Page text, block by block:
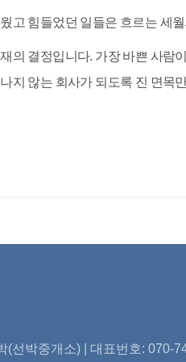
고 힘들었던 일들은 흐르는 세
의 결정입니다. 가장 바쁜 사람
지 않는 회사가 되도록 진 면목
(선박중개소) | 대표번호: 070-